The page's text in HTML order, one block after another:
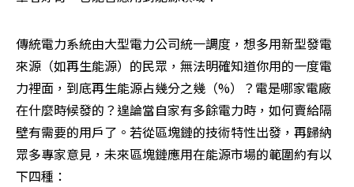
傳統電力系統由大型電力公司統一調度，想多用新型發電
來源（如再生能源）的民眾，無法明確知道你用的一度電
力裡面，到底再生能源占幾分之幾（%）？電是哪家電廠
在什麼時候發的？遑論當自家有多餘電力時，如何賣給隔
壁有需要的用戶了。若從區塊鏈的技術特性出發，再歸納
眾多專家意見，未來區塊鏈應用在能源市場的範圍約有以
下四種：